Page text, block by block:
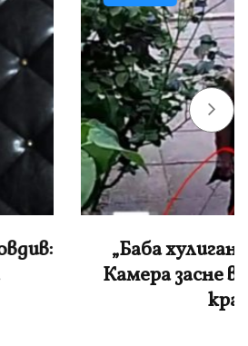
удари в „Дружба“.
жена как